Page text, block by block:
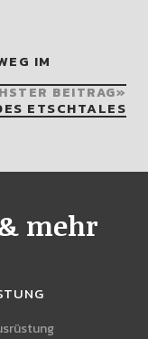
IM
BEITRAG
ETSCHTALES
mehr